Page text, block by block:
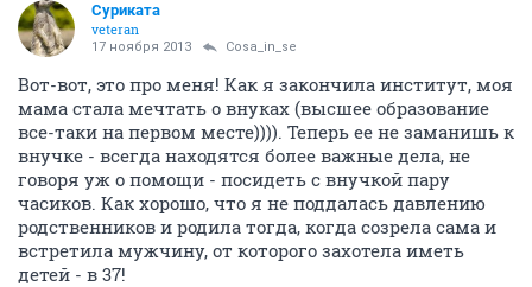
Суриката
veteran
17 ноября 2013 Cosa_in_se
Вот-вот, это про меня! Как я закончила институт, моя
мама стала мечтать о внуках (высшее образование
все-таки на первом месте)))). Теперь ее не заманишь к
внучке - всегда находятся более важные дела, не
говоря уж о помощи - посидеть с внучкой пару
часиков. Как хорошо, что я не поддалась давлению
родственников и родила тогда, когда созрела сама и
встретила мужчину, от которого захотела иметь
детей - в 37!